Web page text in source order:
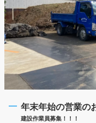
年末年始の営業の
建設作業員募集！！！